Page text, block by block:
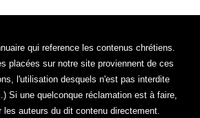
qui reference les contenus chrétiens.
placées sur notre site proviennent de ces
l'utilisation desquels n'est pas interdite
Si une quelconque réclamation est à faire,
auteurs du dit contenu directement.